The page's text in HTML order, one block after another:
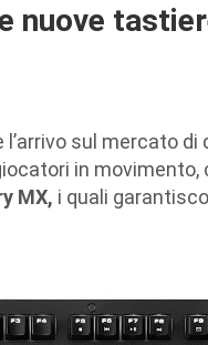
nuove
l’arrivo sul mercato
in
MX, i quali